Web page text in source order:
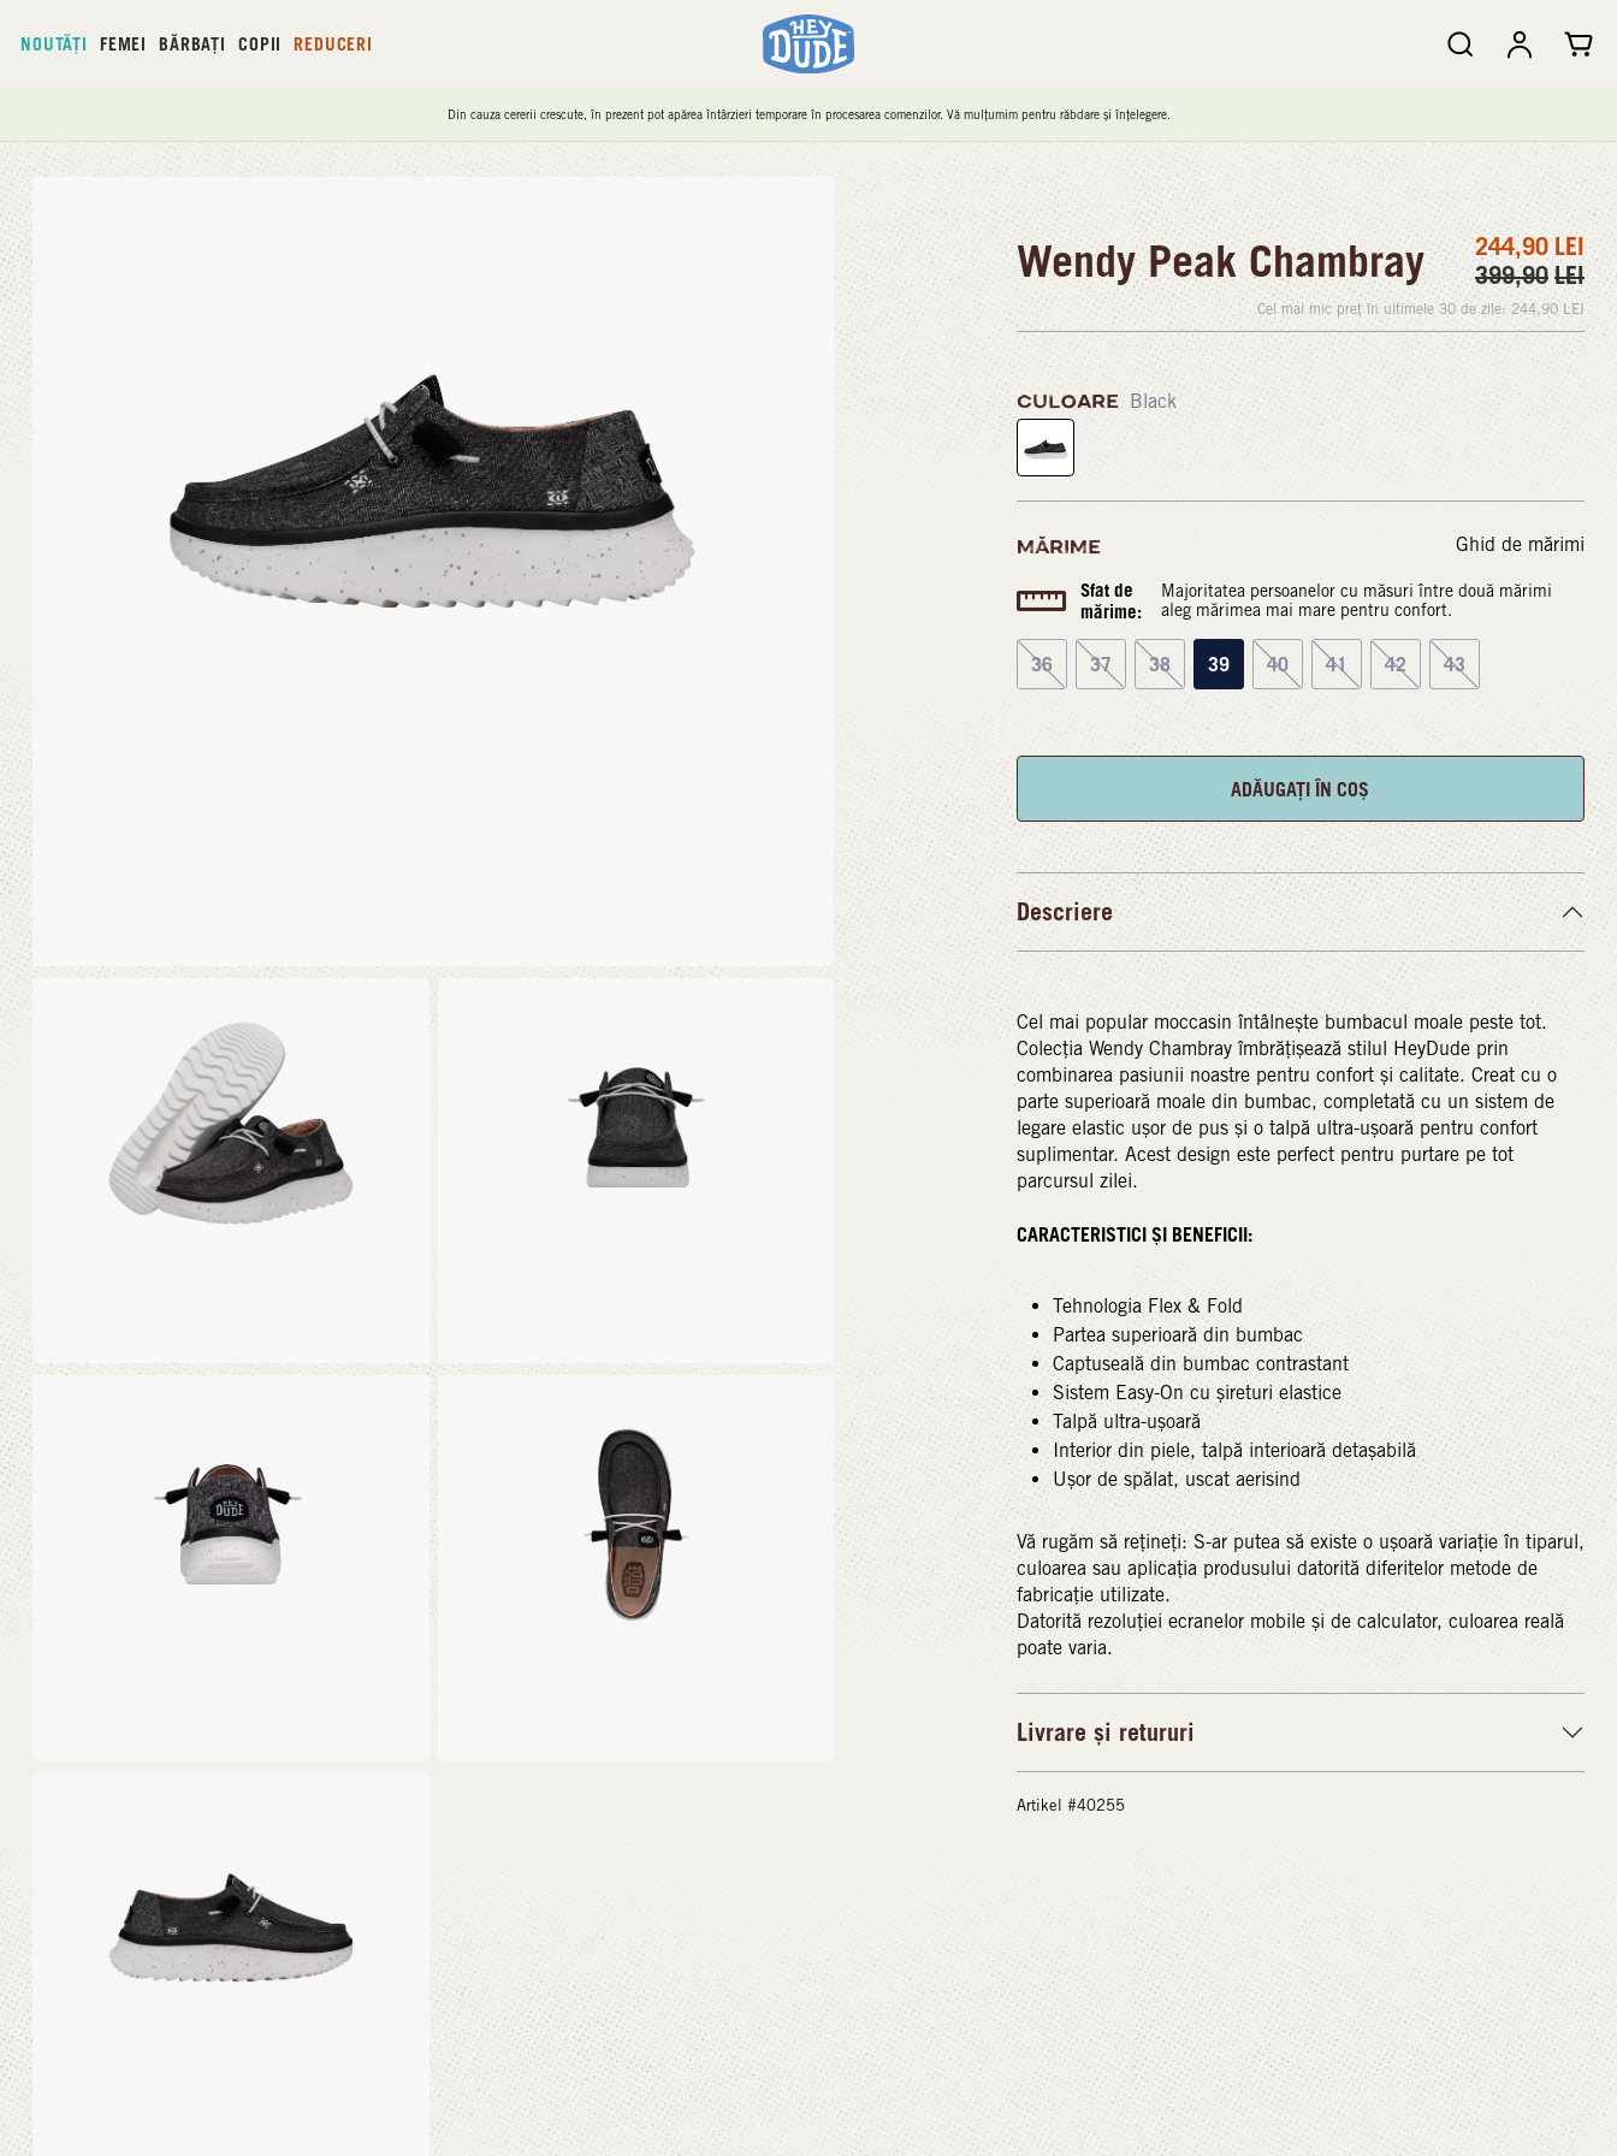
NOUTĂȚI FEMEI BĂRBAȚI COPII REDUCERI
Din cauza cererii crescute, în prezent pot apărea întârzieri temporare în procesarea comenzilor. Vă mulțumim pentru răbdare și înțelegere.
Wendy Peak Chambray 244,90 LEI
399,90 LEI
Cel mai mic preț în ultimele 30 de zile: 244,90 LEI
CULOARE Black
MĂRIME Ghid de mărimi
Sfat de
mărime:
Majoritatea persoanelor cu măsuri între două mărimi
aleg mărimea mai mare pentru confort.
36 37 38 39 40 41 42 43
ADĂUGAȚI ÎN COȘ
Descriere
Cel mai popular moccasin întâlnește bumbacul moale peste tot.
Colecția Wendy Chambray îmbrățișează stilul HeyDude prin
combinarea pasiunii noastre pentru confort și calitate. Creat cu o
parte superioară moale din bumbac, completată cu un sistem de
legare elastic ușor de pus și o talpă ultra-ușoară pentru confort
suplimentar. Acest design este perfect pentru purtare pe tot
parcursul zilei.
CARACTERISTICI ȘI BENEFICII:
Tehnologia Flex & Fold
Partea superioară din bumbac
Captuseală din bumbac contrastant
Sistem Easy-On cu șireturi elastice
Talpă ultra-ușoară
Interior din piele, talpă interioară detașabilă
Ușor de spălat, uscat aerisind
Vă rugăm să rețineți: S-ar putea să existe o ușoară variație în tiparul,
culoarea sau aplicația produsului datorită diferitelor metode de
fabricație utilizate.
Datorită rezoluției ecranelor mobile și de calculator, culoarea reală
poate varia.
Livrare și retururi
Artikel #40255